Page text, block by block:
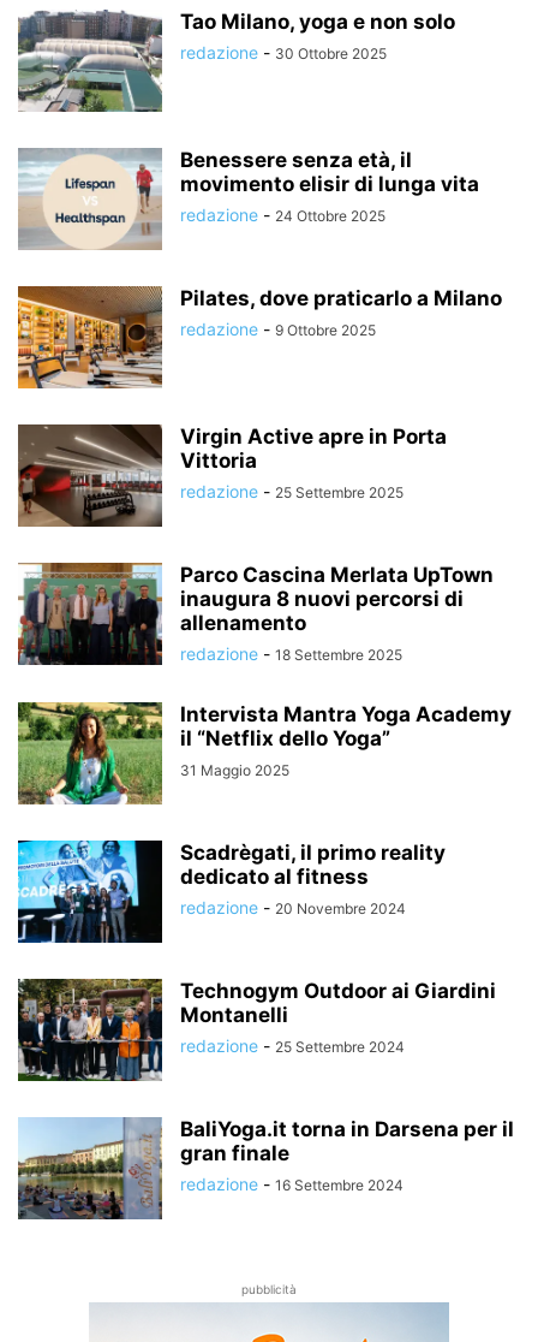
Tao Milano, yoga e non solo
redazione - 30 Ottobre 2025
Benessere senza età, il
movimento elisir di lunga vita
redazione - 24 Ottobre 2025
Pilates, dove praticarlo a Milano
redazione - 9 Ottobre 2025
Virgin Active apre in Porta
Vittoria
redazione - 25 Settembre 2025
Parco Cascina Merlata UpTown
inaugura 8 nuovi percorsi di
allenamento
redazione - 18 Settembre 2025
Intervista Mantra Yoga Academy
il “Netflix dello Yoga”
31 Maggio 2025
Scadrègati, il primo reality
dedicato al fitness
redazione - 20 Novembre 2024
Technogym Outdoor ai Giardini
Montanelli
redazione - 25 Settembre 2024
BaliYoga.it torna in Darsena per il
gran finale
redazione - 16 Settembre 2024
pubblicità